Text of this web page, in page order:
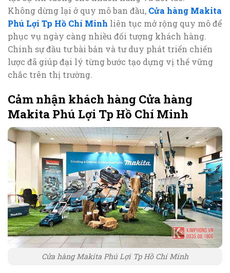
Không dừng lại ở quy mô ban đầu, Cửa hàng Makita
Phú Lợi Tp Hồ Chí Minh liên tục mở rộng quy mô để
phục vụ ngày càng nhiều đối tượng khách hàng.
Chính sự đầu tư bài bản và tư duy phát triển chiến
lược đã giúp đại lý từng bước tạo dựng vị thế vững
chắc trên thị trường.
Cảm nhận khách hàng Cửa hàng
Makita Phú Lợi Tp Hồ Chí Minh
Cửa hàng Makita Phú Lợi Tp Hồ Chí Minh